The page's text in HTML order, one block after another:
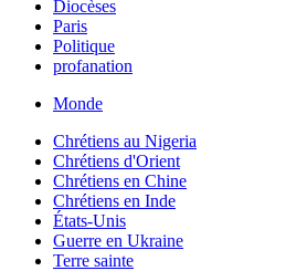
Diocèses
Paris
Politique
profanation
Monde
Chrétiens au Nigeria
Chrétiens d'Orient
Chrétiens en Chine
Chrétiens en Inde
États-Unis
Guerre en Ukraine
Terre sainte